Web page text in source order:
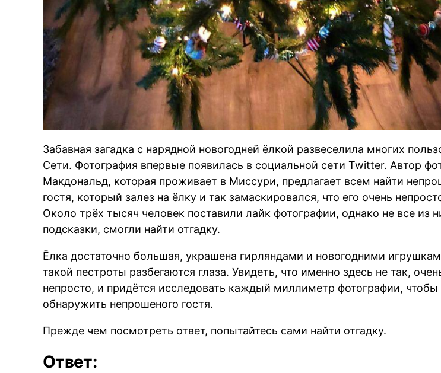
Забавная загадка с нарядной новогодней ёлкой развеселила многих
Сети. Фотография впервые появилась в социальной сети Twitter. Автор
Макдональд, которая проживает в Миссури, предлагает всем найти
гостя, который залез на ёлку и так замаскировался, что его очень
Около трёх тысяч человек поставили лайк фотографии, однако не все из
подсказки, смогли найти отгадку.
Ёлка достаточно большая, украшена гирляндами и новогодними
такой пестроты разбегаются глаза. Увидеть, что именно здесь не так,
непросто, и придётся исследовать каждый миллиметр фотографии, чтобы
обнаружить непрошеного гостя.
Прежде чем посмотреть ответ, попытайтесь сами найти отгадку.
Ответ: